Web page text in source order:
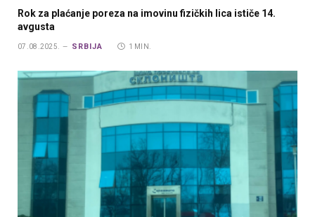
Rok za plaćanje poreza na imovinu fizičkih lica ističe 14.
avgusta
07.08.2025. SRBIJA 1 MIN.